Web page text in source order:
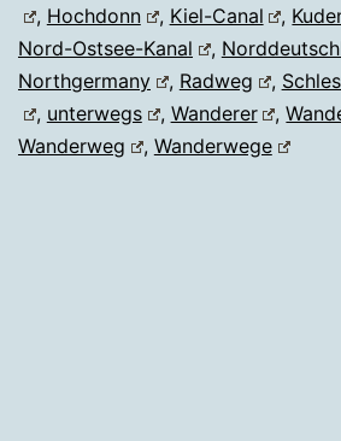
, Hochdonn , Kiel-Canal ,
Nord-Ostsee-Kanal
,
Northgermany
, Radweg ,
, unterwegs , Wanderer ,
Wanderweg
, Wanderwege